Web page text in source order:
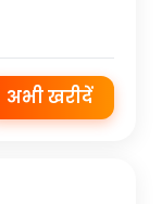
अभी खरीदें